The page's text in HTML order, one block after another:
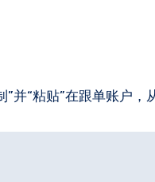
“粘贴”在跟单账户，